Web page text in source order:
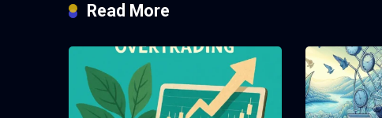
Read More